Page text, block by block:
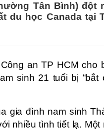
Tân Bình) đột
du học Canada tại
an TP HCM cho
sinh 21 tuổi bị “bắt
gia đình nam sinh
nhiều tình tiết lạ. Một